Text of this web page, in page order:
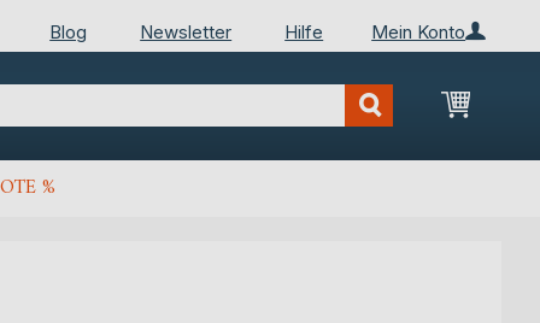
Mein Konto
Blog Newsletter Hilfe
Mein
%